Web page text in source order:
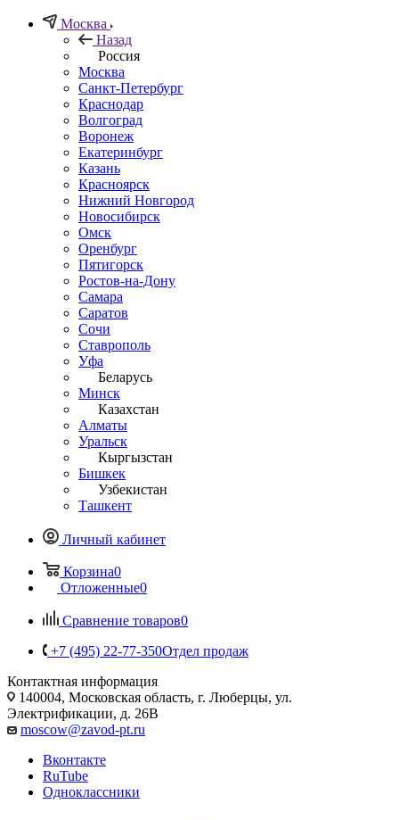
Москва
Назад
Россия
Москва
Санкт-Петербург
Краснодар
Волгоград
Воронеж
Екатеринбург
Казань
Красноярск
Нижний Новгород
Новосибирск
Омск
Оренбург
Пятигорск
Ростов-на-Дону
Самара
Саратов
Сочи
Ставрополь
Уфа
Беларусь
Минск
Казахстан
Алматы
Уральск
Кыргызстан
Бишкек
Узбекистан
Ташкент
Личный кабинет
Корзина0
Отложенные0
Сравнение товаров0
+7 (495) 22-77-350Отдел продаж
Контактная информация
140004, Московская область, г. Люберцы, ул.
Электрификации, д. 26В
moscow@zavod-pt.ru
Вконтакте
RuTube
Одноклассники